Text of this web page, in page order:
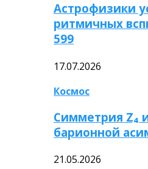
Астрофизики
ритмичных
599
17.07.2026
Космос
Симметрия Z₄
барионной
21.05.2026